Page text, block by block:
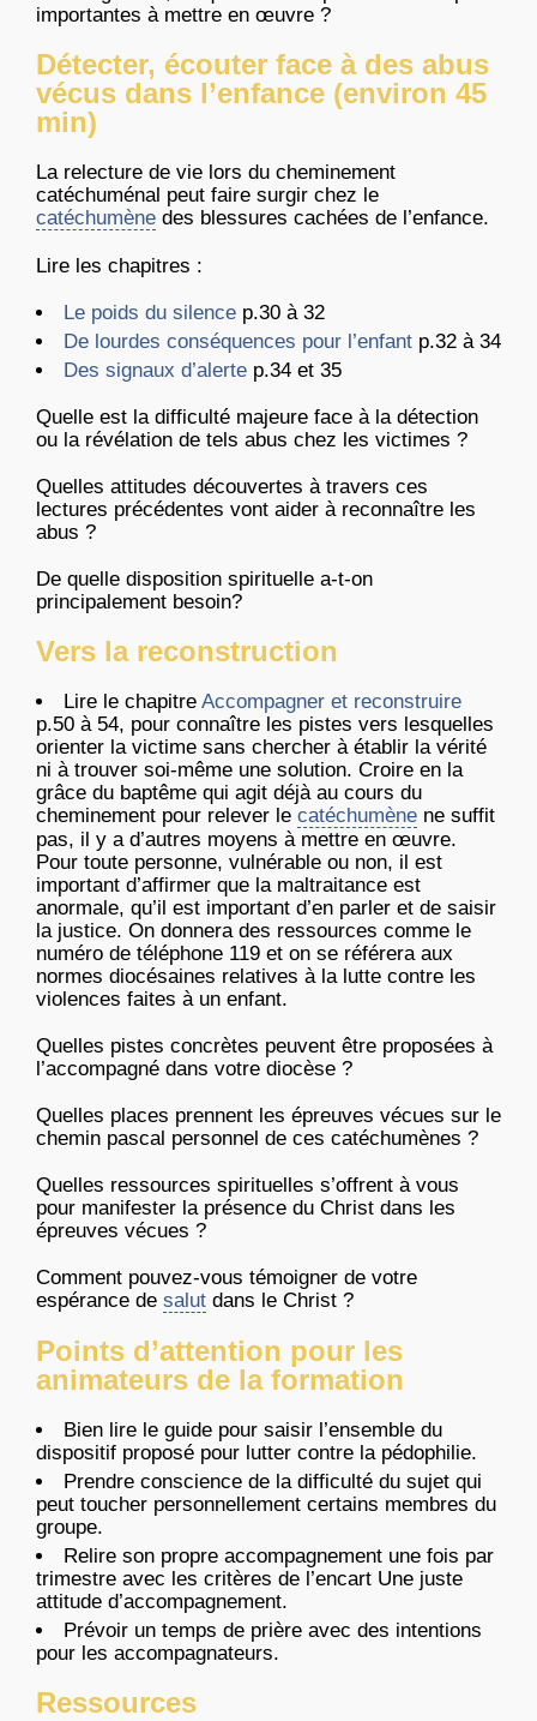
importantes à mettre en œuvre ?
Détecter, écouter face à des abus
vécus dans l’enfance (environ 45
min)
La relecture de vie lors du cheminement
catéchuménal peut faire surgir chez le
catéchumène des blessures cachées de l’enfance.
Lire les chapitres :
Le poids du silence p.30 à 32
De lourdes conséquences pour l’enfant p.32 à 34
Des signaux d’alerte p.34 et 35
Quelle est la difficulté majeure face à la détection
ou la révélation de tels abus chez les victimes ?
Quelles attitudes découvertes à travers ces
lectures précédentes vont aider à reconnaître les
abus ?
De quelle disposition spirituelle a-t-on
principalement besoin?
Vers la reconstruction
Lire le chapitre Accompagner et reconstruire
p.50 à 54, pour connaître les pistes vers lesquelles
orienter la victime sans chercher à établir la vérité
ni à trouver soi-même une solution. Croire en la
grâce du baptême qui agit déjà au cours du
cheminement pour relever le catéchumène ne suffit
pas, il y a d’autres moyens à mettre en œuvre.
Pour toute personne, vulnérable ou non, il est
important d’affirmer que la maltraitance est
anormale, qu’il est important d’en parler et de saisir
la justice. On donnera des ressources comme le
numéro de téléphone 119 et on se référera aux
normes diocésaines relatives à la lutte contre les
violences faites à un enfant.
Quelles pistes concrètes peuvent être proposées à
l’accompagné dans votre diocèse ?
Quelles places prennent les épreuves vécues sur le
chemin pascal personnel de ces catéchumènes ?
Quelles ressources spirituelles s’offrent à vous
pour manifester la présence du Christ dans les
épreuves vécues ?
Comment pouvez-vous témoigner de votre
espérance de salut dans le Christ ?
Points d’attention pour les
animateurs de la formation
Bien lire le guide pour saisir l’ensemble du
dispositif proposé pour lutter contre la pédophilie.
Prendre conscience de la difficulté du sujet qui
peut toucher personnellement certains membres du
groupe.
Relire son propre accompagnement une fois par
trimestre avec les critères de l’encart Une juste
attitude d’accompagnement.
Prévoir un temps de prière avec des intentions
pour les accompagnateurs.
Ressources